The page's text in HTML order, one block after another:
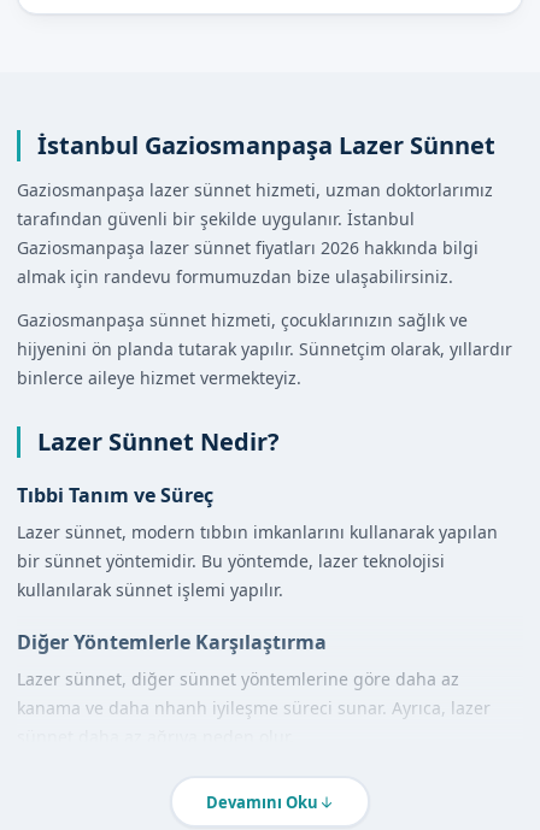
İstanbul Gaziosmanpaşa Lazer Sünnet
Gaziosmanpaşa lazer sünnet hizmeti, uzman doktorlarımız
tarafından güvenli bir şekilde uygulanır. İstanbul
Gaziosmanpaşa lazer sünnet fiyatları 2026 hakkında bilgi
almak için randevu formumuzdan bize ulaşabilirsiniz.
Gaziosmanpaşa sünnet hizmeti, çocuklarınızın sağlık ve
hijyenini ön planda tutarak yapılır. Sünnetçim olarak, yıllardır
binlerce aileye hizmet vermekteyiz.
Lazer Sünnet Nedir?
Tıbbi Tanım ve Süreç
Lazer sünnet, modern tıbbın imkanlarını kullanarak yapılan
bir sünnet yöntemidir. Bu yöntemde, lazer teknolojisi
kullanılarak sünnet işlemi yapılır.
Diğer Yöntemlerle Karşılaştırma
Lazer sünnet, diğer sünnet yöntemlerine göre daha az
kanama ve daha nhanh iyileşme süreci sunar. Ayrıca, lazer
İstanbul Gaziosmanpaşa'de Lazer
Devamını Oku